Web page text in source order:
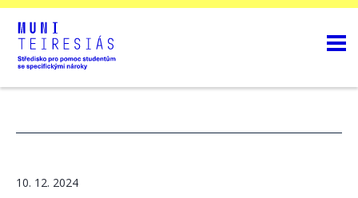
10. 12. 2024